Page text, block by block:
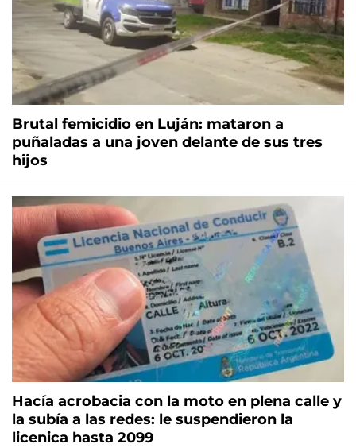
Brutal femicidio en Luján: mataron a
puñaladas a una joven delante de sus tres
hijos
Hacía acrobacia con la moto en plena calle y
la subía a las redes: le suspendieron la
licenica hasta 2099